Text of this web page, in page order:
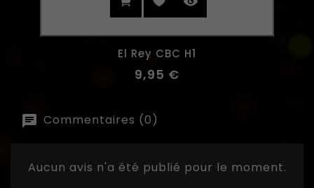
El Rey CBC H1
9,95 €
Commentaires (0)
Aucun avis n'a été publié pour le moment.